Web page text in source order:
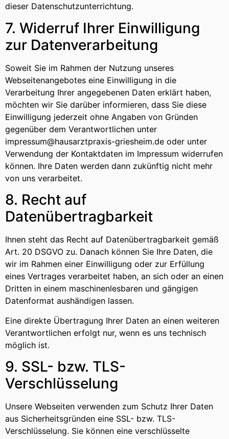
dieser Datenschutzunterrichtung.
7. Widerruf Ihrer Einwilligung
zur Datenverarbeitung
Soweit Sie im Rahmen der Nutzung unseres
Webseitenangebotes eine Einwilligung in die
Verarbeitung Ihrer angegebenen Daten erklärt haben,
möchten wir Sie darüber informieren, dass Sie diese
Einwilligung jederzeit ohne Angaben von Gründen
gegenüber dem Verantwortlichen unter
impressum@hausarztpraxis-griesheim.de oder unter
Verwendung der Kontaktdaten im Impressum widerrufen
können. Ihre Daten werden dann zukünftig nicht mehr
von uns verarbeitet.
8. Recht auf
Datenübertragbarkeit
Ihnen steht das Recht auf Datenübertragbarkeit gemäß
Art. 20 DSGVO zu. Danach können Sie Ihre Daten, die
wir im Rahmen einer Einwilligung oder zur Erfüllung
eines Vertrages verarbeitet haben, an sich oder an einen
Dritten in einem maschinenlesbaren und gängigen
Datenformat aushändigen lassen.
Eine direkte Übertragung Ihrer Daten an einen weiteren
Verantwortlichen erfolgt nur, wenn es uns technisch
möglich ist.
9. SSL- bzw. TLS-
Verschlüsselung
Unsere Webseiten verwenden zum Schutz Ihrer Daten
aus Sicherheitsgründen eine SSL- bzw. TLS-
Verschlüsselung. Sie können eine verschlüsselte